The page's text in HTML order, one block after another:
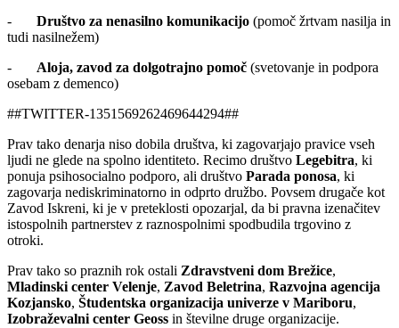
- Društvo za nenasilno komunikacijo (pomoč žrtvam nasilja in
tudi nasilnežem)
- Aloja, zavod za dolgotrajno pomoč (svetovanje in podpora
osebam z demenco)
##TWITTER-1351569262469644294##
Prav tako denarja niso dobila društva, ki zagovarjajo pravice vseh
ljudi ne glede na spolno identiteto. Recimo društvo Legebitra, ki
ponuja psihosocialno podporo, ali društvo Parada ponosa, ki
zagovarja nediskriminatorno in odprto družbo. Povsem drugače kot
Zavod Iskreni, ki je v preteklosti opozarjal, da bi pravna izenačitev
istospolnih partnerstev z raznospolnimi spodbudila trgovino z
otroki.
Prav tako so praznih rok ostali Zdravstveni dom Brežice,
Mladinski center Velenje, Zavod Beletrina, Razvojna agencija
Kozjansko, Študentska organizacija univerze v Mariboru,
Izobraževalni center Geoss in številne druge organizacije.